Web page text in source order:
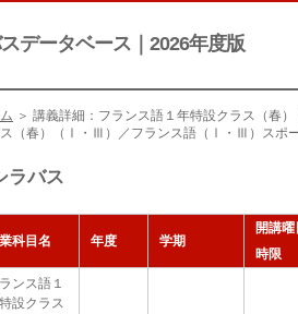
データベース｜2026年度版
＞ 講義詳細：フランス語１年特設クラス（春
（春）（Ⅰ・Ⅲ）／フランス語（Ⅰ・Ⅲ）スポー
ラバス
科目名 年度 学期
開講曜
時限
ンス語１
設クラス